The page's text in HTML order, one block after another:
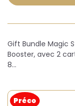
Gift Bundle Magic
Booster, avec 2
8…
Préco